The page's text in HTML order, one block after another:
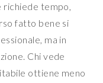
richiede tempo,
fatto bene si
ma in
Chi vede
ottiene meno